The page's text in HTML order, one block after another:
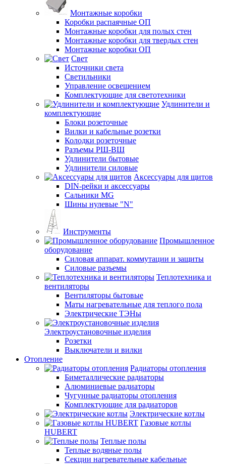
Монтажные коробки
Коробки распаячные ОП
Монтажные коробки для полых стен
Монтажные коробки для твердых стен
Монтажные коробки ОП
Свет
Источники света
Светильники
Управление освещением
Комплектующие для светотехники
Удлинители и
комплектующие
Блоки розеточные
Вилки и кабельные розетки
Колодки розеточные
Разъемы РШ-ВШ
Удлинители бытовые
Удлинители силовые
Аксессуары для щитов
DIN-рейки и аксессуары
Сальники MG
Шины нулевые "N"
Инструменты
Промышленное
оборудование
Силовая аппарат. коммутации и защиты
Силовые разъемы
Теплотехника и
вентиляторы
Вентиляторы бытовые
Маты нагревательные для теплого пола
Электрические ТЭНы
Электроустановочные изделия
Розетки
Выключатели и вилки
Отопление
Радиаторы отопления
Биметаллические радиаторы
Алюминиевые радиаторы
Чугунные радиаторы отопления
Комплектующие для радиаторов
Электрические котлы
Газовые котлы
HUBERT
Теплые полы
Теплые водяные полы
Секции нагревательные кабельные